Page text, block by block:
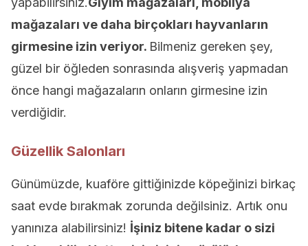
mağazaları ve daha birçokları hayvanların
girmesine izin veriyor. Bilmeniz gereken şey,
güzel bir öğleden sonrasında alışveriş yapmadan
önce hangi mağazaların onların girmesine izin
verdiğidir.
Güzellik Salonları
Günümüzde, kuaföre gittiğinizde köpeğinizi birkaç
saat evde bırakmak zorunda değilsiniz. Artık onu
yanınıza alabilirsiniz! İşiniz bitene kadar o sizi